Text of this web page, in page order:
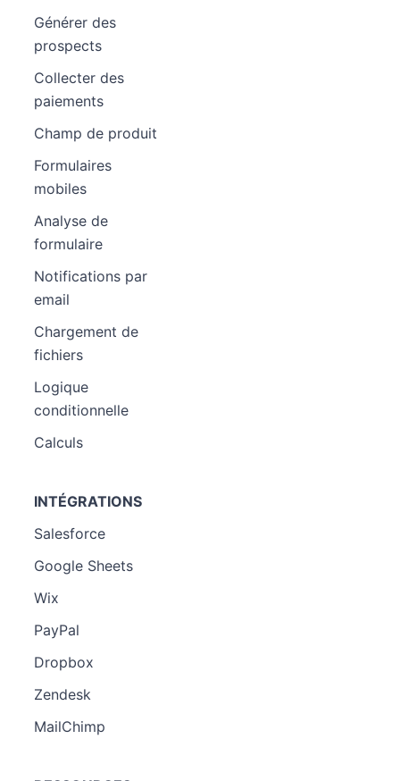
Générer des
prospects
Collecter des
paiements
Champ de produit
Formulaires
mobiles
Analyse de
formulaire
Notifications par
email
Chargement de
fichiers
Logique
conditionnelle
Calculs
INTÉGRATIONS
Salesforce
Google Sheets
Wix
PayPal
Dropbox
Zendesk
MailChimp